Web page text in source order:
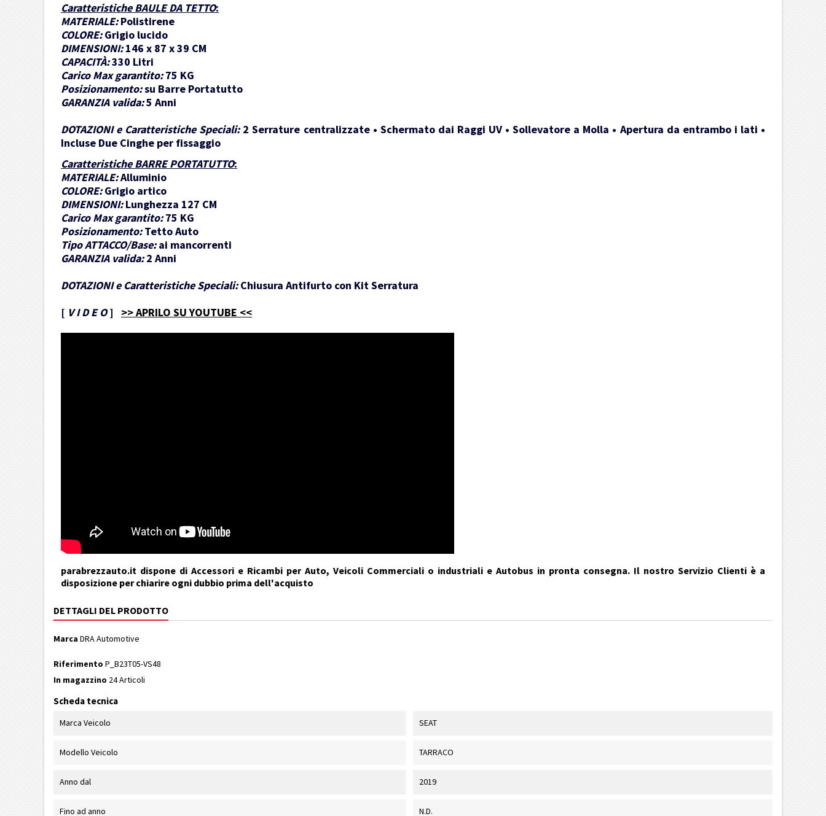
Caratteristiche BAULE DA TETTO:
MATERIALE: Polistirene
COLORE: Grigio lucido
DIMENSIONI: 146 x 87 x 39 CM
CAPACITÀ:330 Litri
Carico Max garantito: 75 KG
Posizionamento:su Barre Portatutto
GARANZIA valida:5 Anni
DOTAZIONI e Caratteristiche Speciali: 2 Serrature centralizzate • Schermato dai Raggi UV • Sollevatore a Molla • Apertura da entrambo i lati •
Incluse Due Cinghe per fissaggio
Caratteristiche BARRE PORTATUTTO:
MATERIALE:Alluminio
COLORE: Grigio artico
DIMENSIONI: Lunghezza 127 CM
Carico Max garantito: 75 KG
Posizionamento: Tetto Auto
Tipo ATTACCO/Base: ai mancorrenti
GARANZIA valida: 2 Anni
DOTAZIONI e Caratteristiche Speciali: Chiusura Antifurto con Kit Serratura
[ V I D E O] >> APRILO SU YOUTUBE <<
parabrezzauto.it dispone di Accessori e Ricambi per Auto, Veicoli Commerciali o industriali e Autobus in pronta consegna. Il nostro Servizio Clienti è a
disposizione per chiarire ogni dubbio prima dell'acquisto
DETTAGLI DEL PRODOTTO
Marca DRA Automotive
Riferimento P_B23T05-VS48
In magazzino 24 Articoli
Scheda tecnica
Marca Veicolo SEAT
Modello Veicolo TARRACO
Anno dal 2019
Fino ad anno N.D.